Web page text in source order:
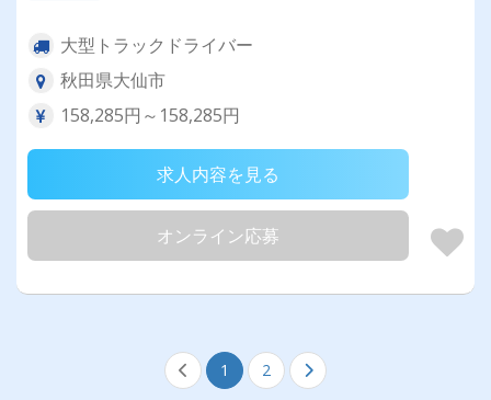
大型トラックドライバー
秋田県大仙市
158,285円～158,285円
求人内容を見る
オンライン応募
1 2